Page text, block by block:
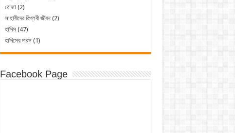
রোজা(2)
সাহাবীদের বিপ্লবী জীবন(2)
হাদিস(47)
হাদিসের দারস(1)
Facebook Page